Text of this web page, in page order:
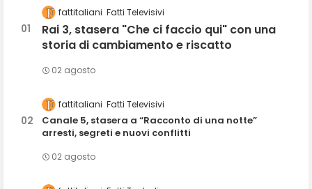
fattitaliani Fatti Televisivi
Rai 3, stasera "Che ci faccio qui" con una
storia di cambiamento e riscatto
02 agosto
fattitaliani Fatti Televisivi
Canale 5, stasera a “Racconto di una notte”
arresti, segreti e nuovi conflitti
02 agosto